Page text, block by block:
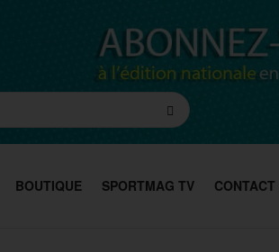
BOUTIQUE SPORTMAG TV CONTACT